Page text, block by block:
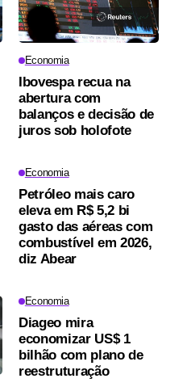
Economia
Ibovespa recua na
abertura com
balanços e decisão de
juros sob holofote
Economia
Petróleo mais caro
eleva em R$ 5,2 bi
gasto das aéreas com
combustível em 2026,
diz Abear
Economia
Diageo mira
economizar US$ 1
bilhão com plano de
reestruturação